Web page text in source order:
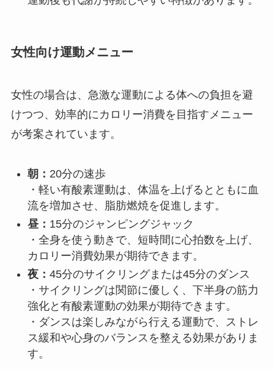
女性向け運動メニュー
女性の場合は、急激な運動による体への負担を避
けつつ、効率的にカロリー消費を目指すメニュー
が考案されています。
朝： 20分の速歩
・軽い有酸素運動は、体温を上げるとともに血
流を増加させ、脂肪燃焼を促進します。
昼： 15分のジャンピングジャック
・全身を使う動きで、短時間に心拍数を上げ、
カロリー消費効果が期待できます。
夜： 45分のサイクリングまたは45分のダンス
・サイクリングは関節に優しく、下半身の筋力
強化と有酸素運動の効果が期待できます。
・ダンスは楽しみながら行える運動で、ストレ
ス緩和や心身のバランスを整える効果がありま
す。